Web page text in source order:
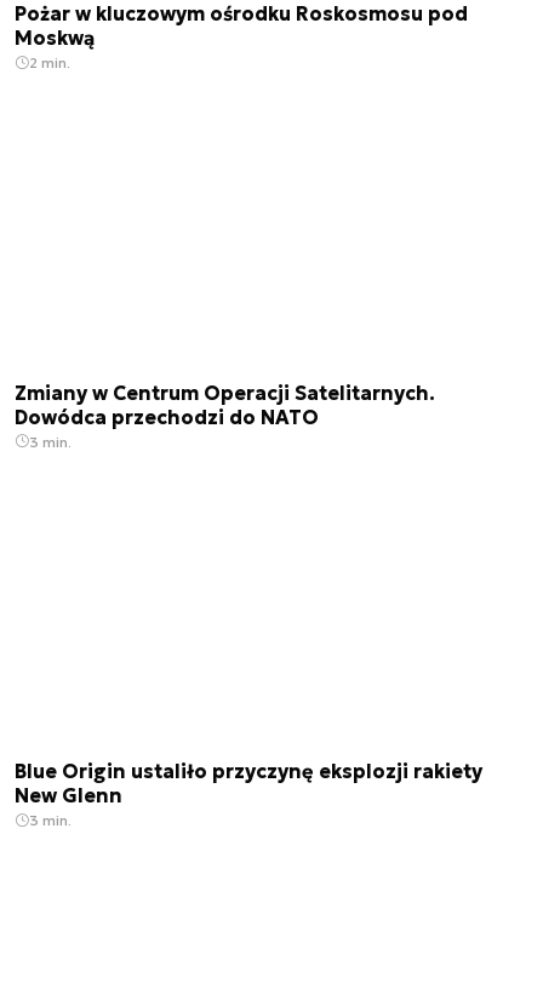
Pożar w kluczowym ośrodku Roskosmosu pod
Moskwą
2 min.
Zmiany w Centrum Operacji Satelitarnych.
Dowódca przechodzi do NATO
3 min.
Blue Origin ustaliło przyczynę eksplozji rakiety
New Glenn
3 min.